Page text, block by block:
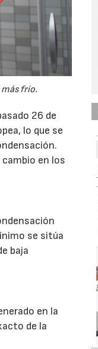
frío.
26 de
lo que se
en los
se sitúa
baja
en la
de la